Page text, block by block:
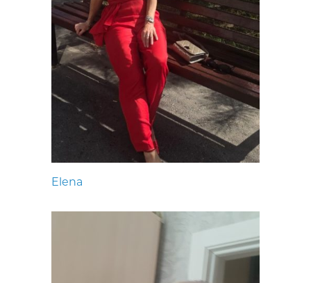
Elena